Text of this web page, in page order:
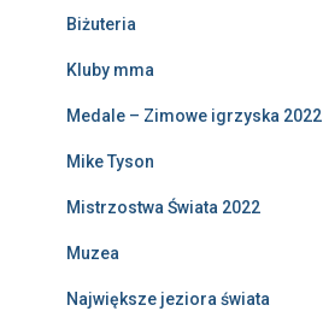
Biżuteria
Kluby mma
Medale – Zimowe igrzyska 2022
Mike Tyson
Mistrzostwa Świata 2022
Muzea
Największe jeziora świata